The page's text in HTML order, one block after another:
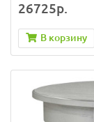
26725р.
В корзину